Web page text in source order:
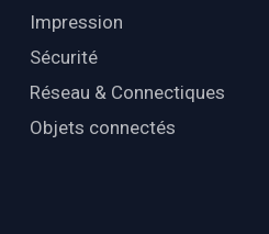
Impression
Sécurité
Réseau & Connectiques
Objets connectés